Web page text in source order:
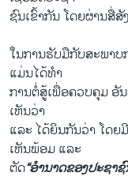
ຊົນເຂົ້າກັນ ໂດຍຜ່ານສື່ສັ
ໃນການຮັບມືກັບສະພາບ
ແມ່ນໄດ້ທຳ
ການຕໍ່ສູ້ເພື່ອຄວບຄຸມ ອັ
ເຫັນວ່າ
ແລະ ໄດ້ຍິນກັນວ່າ ໂດຍ
ເຫັນພ້ອມ ແລະ
ຕັດ“ອຳນາດຂອງປະຊາຊົ